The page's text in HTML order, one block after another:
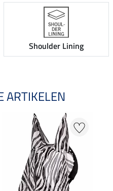
Shoulder Lining
ARTIKELEN